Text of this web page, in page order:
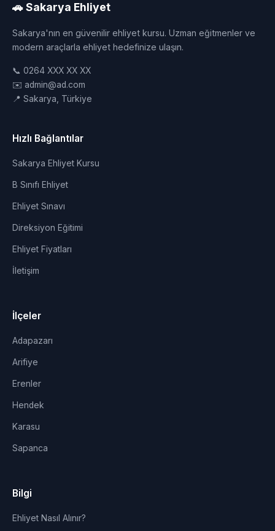
🚗 Sakarya Ehliyet
Sakarya'nın en güvenilir ehliyet kursu. Uzman eğitmenler ve
modern araçlarla ehliyet hedefinize ulaşın.
📞 0264 XXX XX XX
✉️ admin@ad.com
📍 Sakarya, Türkiye
Hızlı Bağlantılar
Sakarya Ehliyet Kursu
B Sınıfı Ehliyet
Ehliyet Sınavı
Direksiyon Eğitimi
Ehliyet Fiyatları
İletişim
İlçeler
Adapazarı
Arifiye
Erenler
Hendek
Karasu
Sapanca
Bilgi
Ehliyet Nasıl Alınır?